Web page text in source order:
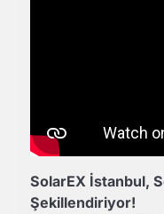
SolarEX İstanbul,
Şekillendiriyor!